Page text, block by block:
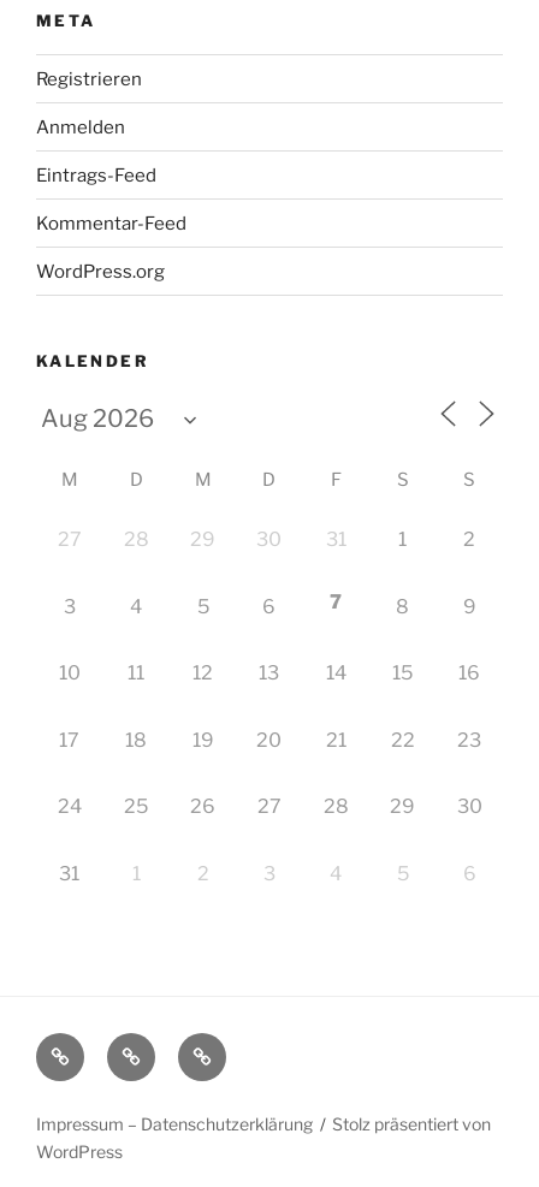
META
Registrieren
Anmelden
Eintrags-Feed
Kommentar-Feed
WordPress.org
KALENDER
M D M D F S S
27 28 29 30 31 1 2
3 4 5 6 7 8 9
10 11 12 13 14 15 16
17 18 19 20 21 22 23
24 25 26 27 28 29 30
31 1 2 3 4 5 6
StartseiteImpressum
–
Veranstaltungen
Impressum – Datenschutzerklärung
Stolz präsentiert von
WordPress